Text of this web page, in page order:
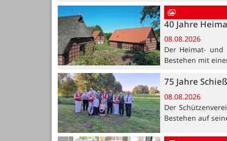
40 Jahre
08.08.2026
Der Heimat- und
Bestehen mit
75 Jahre
08.08.2026
Der
Bestehen auf